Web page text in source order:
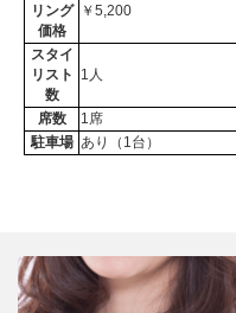
リング
価格
￥5,200
スタイ
リスト
数
1人
席数
1席
駐車場 あり（1台）